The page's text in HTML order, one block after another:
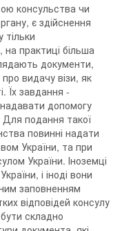
консульства чи
є здійснення
тільки
практиці більша
документи,
видачу візи, як
Їх завдання -
допомогу
подання такої
повинні надати
України, та при
України. Іноземці
і іноді вони
заповненням
відповідей консулу
складно